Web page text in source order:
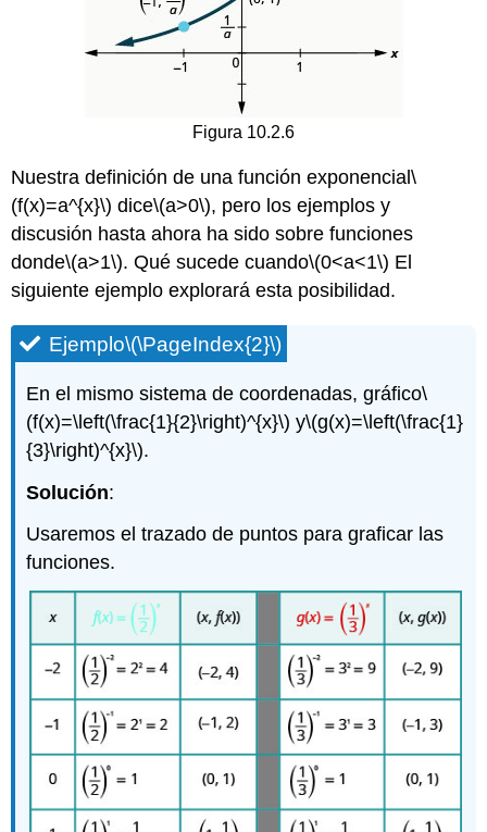
Figura 10.2.6
Nuestra definición de una función exponencial\
(f(x)=a^{x}\) dice\(a>0\), pero los ejemplos y
discusión hasta ahora ha sido sobre funciones
donde\(a>1\). Qué sucede cuando\(0<a<1\) El
siguiente ejemplo explorará esta posibilidad.
Ejemplo\(\PageIndex{2}\)
En el mismo sistema de coordenadas, gráfico\
(f(x)=\left(\frac{1}{2}\right)^{x}\) y\(g(x)=\left(\frac{1}
{3}\right)^{x}\).
Solución:
Usaremos el trazado de puntos para graficar las
funciones.